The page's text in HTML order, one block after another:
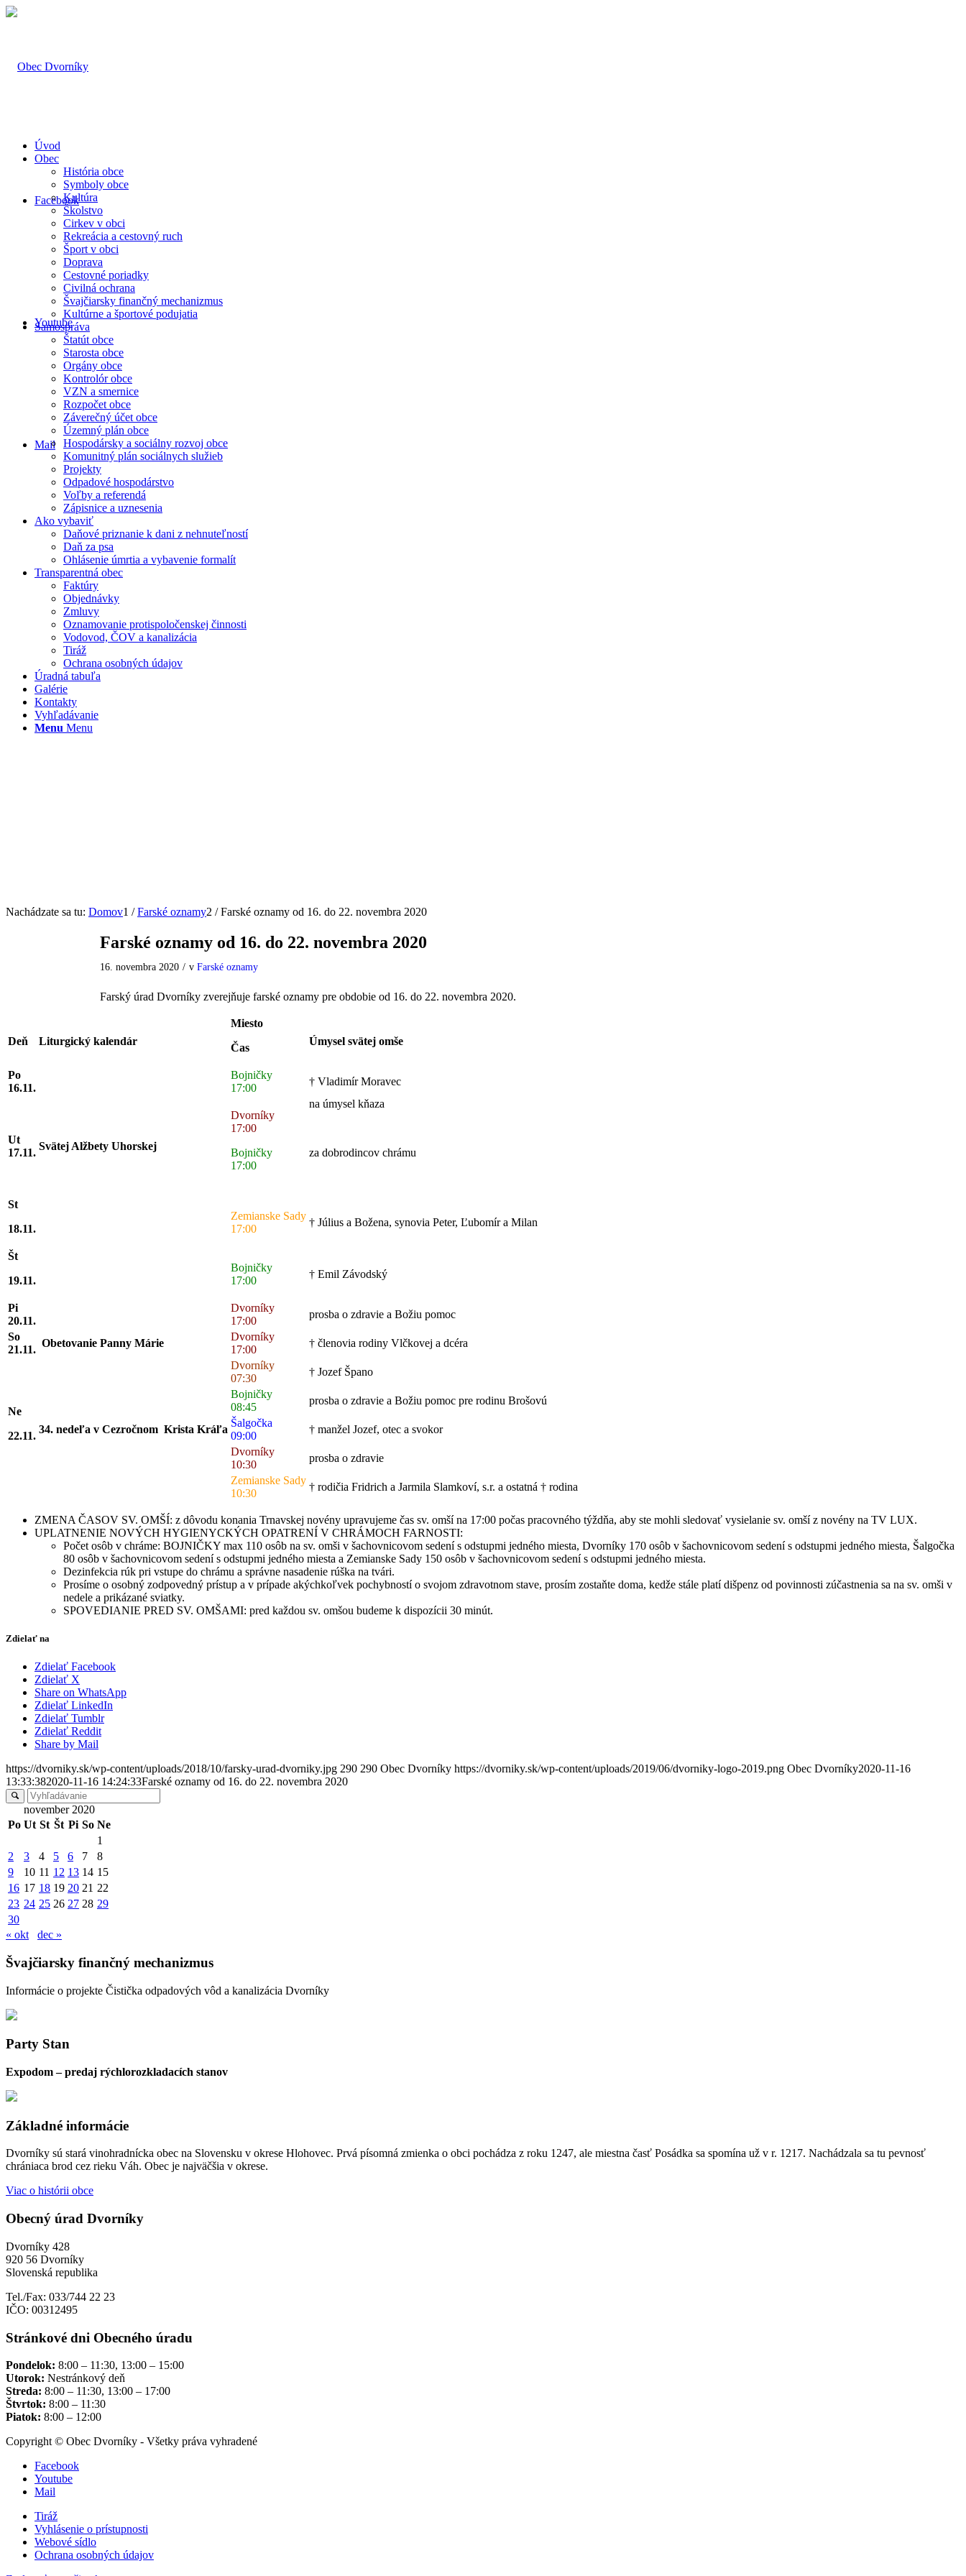
Facebook
Youtube
Mail
Úvod
Obec
História obce
Symboly obce
Kultúra
Školstvo
Cirkev v obci
Rekreácia a cestovný ruch
Šport v obci
Doprava
Cestovné poriadky
Civilná ochrana
Švajčiarsky finančný mechanizmus
Kultúrne a športové podujatia
Samospráva
Štatút obce
Starosta obce
Orgány obce
Kontrolór obce
VZN a smernice
Rozpočet obce
Záverečný účet obce
Územný plán obce
Hospodársky a sociálny rozvoj obce
Komunitný plán sociálnych služieb
Projekty
Odpadové hospodárstvo
Voľby a referendá
Zápisnice a uznesenia
Ako vybaviť
Daňové priznanie k dani z nehnuteľností
Daň za psa
Ohlásenie úmrtia a vybavenie formalít
Transparentná obec
Faktúry
Objednávky
Zmluvy
Oznamovanie protispoločenskej činnosti
Vodovod, ČOV a kanalizácia
Tiráž
Ochrana osobných údajov
Úradná tabuľa
Galérie
Kontakty
Vyhľadávanie
Menu Menu
Nachádzate sa tu: Domov1 / Farské oznamy2 / Farské oznamy od 16. do 22. novembra 2020
Farské oznamy od 16. do 22. novembra 2020
16. novembra 2020 / v Farské oznamy
Farský úrad Dvorníky zverejňuje farské oznamy pre obdobie od 16. do 22. novembra 2020.
Deň Liturgický kalendár
Miesto
Čas
Úmysel svätej omše
Po
16.11.
Bojničky
17:00
† Vladimír Moravec
Ut
17.11.
Svätej Alžbety Uhorskej
Dvorníky
17:00
Bojničky
17:00
na úmysel kňaza
za dobrodincov chrámu
St
18.11.
Zemianske Sady
17:00
† Július a Božena, synovia Peter, Ľubomír a Milan
Št
19.11.
Bojničky
17:00
† Emil Závodský
Pi
20.11.
Dvorníky
17:00
prosba o zdravie a Božiu pomoc
So
21.11.
Obetovanie Panny Márie
Dvorníky
17:00
† členovia rodiny Vlčkovej a dcéra
Ne
22.11.
34. nedeľa v Cezročnom Krista Kráľa
Dvorníky
07:30
† Jozef Špano
Bojničky
08:45
prosba o zdravie a Božiu pomoc pre rodinu Brošovú
Šalgočka
09:00
† manžel Jozef, otec a svokor
Dvorníky
10:30
prosba o zdravie
Zemianske Sady
10:30
† rodičia Fridrich a Jarmila Slamkoví, s.r. a ostatná † rodina
ZMENA ČASOV SV. OMŠÍ: z dôvodu konania Trnavskej novény upravujeme čas sv. omší na 17:00 počas pracovného týždňa, aby ste mohli sledovať vysielanie sv. omší z novény na TV LUX.
UPLATNENIE NOVÝCH HYGIENYCKÝCH OPATRENÍ V CHRÁMOCH FARNOSTI:
Počet osôb v chráme: BOJNIČKY max 110 osôb na sv. omši v šachovnicovom sedení s odstupmi jedného miesta, Dvorníky 170 osôb v šachovnicovom sedení s odstupmi jedného miesta, Šalgočka
80 osôb v šachovnicovom sedení s odstupmi jedného miesta a Zemianske Sady 150 osôb v šachovnicovom sedení s odstupmi jedného miesta.
Dezinfekcia rúk pri vstupe do chrámu a správne nasadenie rúška na tvári.
Prosíme o osobný zodpovedný prístup a v prípade akýchkoľvek pochybností o svojom zdravotnom stave, prosím zostaňte doma, kedže stále platí dišpenz od povinnosti zúčastnenia sa na sv. omši v
nedele a prikázané sviatky.
SPOVEDIANIE PRED SV. OMŠAMI: pred každou sv. omšou budeme k dispozícii 30 minút.
Zdielať na
Zdielať Facebook
Zdielať X
Share on WhatsApp
Zdielať LinkedIn
Zdielať Tumblr
Zdielať Reddit
Share by Mail
https://dvorniky.sk/wp-content/uploads/2018/10/farsky-urad-dvorniky.jpg 290 290 Obec Dvorníky https://dvorniky.sk/wp-content/uploads/2019/06/dvorniky-logo-2019.png Obec Dvorníky2020-11-16
13:33:382020-11-16 14:24:33Farské oznamy od 16. do 22. novembra 2020
november 2020
Po Ut St Št Pi So Ne
1
2
3 4 5 6 7
8
9
10 11 12 13 14 15
16 17 18 19 20 21 22
23 24 25 26 27 28 29
30
« okt
dec »
Švajčiarsky finančný mechanizmus
Informácie o projekte Čistička odpadových vôd a kanalizácia Dvorníky
Party Stan
Expodom – predaj rýchlorozkladacích stanov
Základné informácie
Dvorníky sú stará vinohradnícka obec na Slovensku v okrese Hlohovec. Prvá písomná zmienka o obci pochádza z roku 1247, ale miestna časť Posádka sa spomína už v r. 1217. Nachádzala sa tu pevnosť
chrániaca brod cez rieku Váh. Obec je najväčšia v okrese.
Viac o histórii obce
Obecný úrad Dvorníky
Dvorníky 428
920 56 Dvorníky
Slovenská republika
Tel./Fax: 033/744 22 23
IČO: 00312495
Stránkové dni Obecného úradu
Pondelok: 8:00 – 11:30, 13:00 – 15:00
Utorok: Nestránkový deň
Streda: 8:00 – 11:30, 13:00 – 17:00
Štvrtok: 8:00 – 11:30
Piatok: 8:00 – 12:00
Copyright © Obec Dvorníky - Všetky práva vyhradené
Facebook
Youtube
Mail
Tiráž
Vyhlásenie o prístupnosti
Webové sídlo
Ochrana osobných údajov